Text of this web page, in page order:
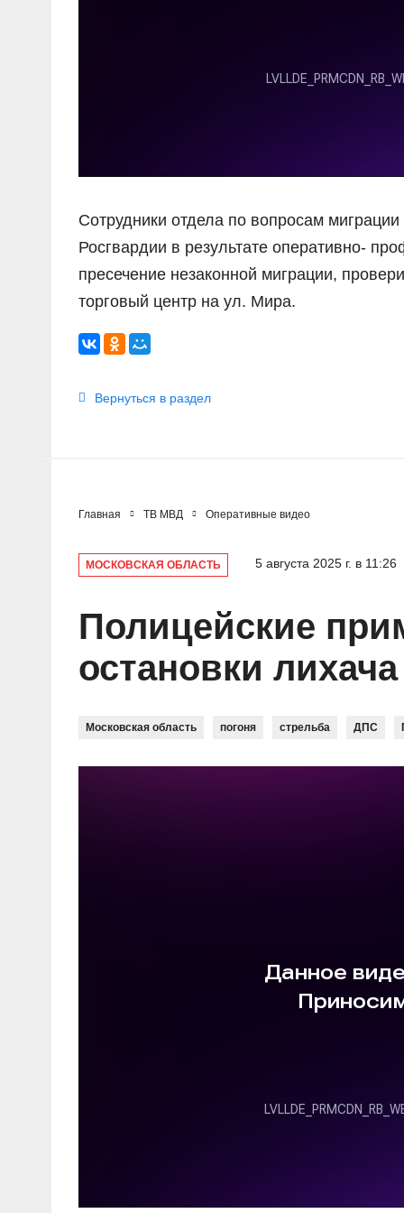
Сотрудники отдела по вопросам
Росгвардии в результате оперативно-
пресечение незаконной миграции,
торговый центр на ул. Мира.
Вернуться в раздел
Главная ТВ МВД Оперативные видео
МОСКОВСКАЯ ОБЛАСТЬ 5 августа 2025 г. в 11:26
Полицейские
остановки
Московская область погоня стрельба ДПС